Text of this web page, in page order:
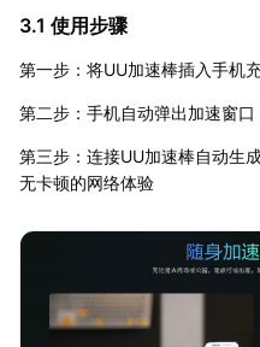
3.1 使用步骤
第一步：将UU加速棒插入手机
第二步：手机自动弹出加速窗口
第三步：连接UU加速棒自动生
无卡顿的网络体验